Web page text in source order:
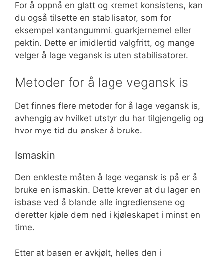
For å oppnå en glatt og kremet konsistens, kan
du også tilsette en stabilisator, som for
eksempel xantangummi, guarkjernemel eller
pektin. Dette er imidlertid valgfritt, og mange
velger å lage vegansk is uten stabilisatorer.
Metoder for å lage vegansk is
Det finnes flere metoder for å lage vegansk is,
avhengig av hvilket utstyr du har tilgjengelig og
hvor mye tid du ønsker å bruke.
Ismaskin
Den enkleste måten å lage vegansk is på er å
bruke en ismaskin. Dette krever at du lager en
isbase ved å blande alle ingrediensene og
deretter kjøle dem ned i kjøleskapet i minst en
time.
Etter at basen er avkjølt, helles den i